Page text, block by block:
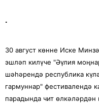
.
30 август көнне Иске
эшләп килүче "Әүлия
шәһәрендә республика
гармуннар" фестивалендә
парадында чит өлкәләрдән